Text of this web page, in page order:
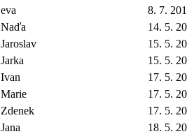
eva
8. 7.
Naďa
14. 5.
Jaroslav
15. 5.
Jarka
15. 5.
Ivan
17. 5.
Marie
17. 5.
Zdenek
17. 5.
Jana
18. 5.